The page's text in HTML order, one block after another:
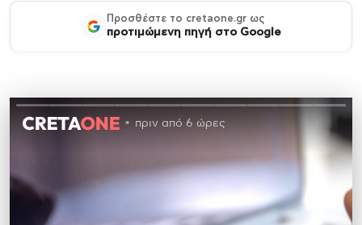
Προσθέστε το cretaone.gr ως
προτιμώμενη πηγή στο Google
πριν από 6 ώρες